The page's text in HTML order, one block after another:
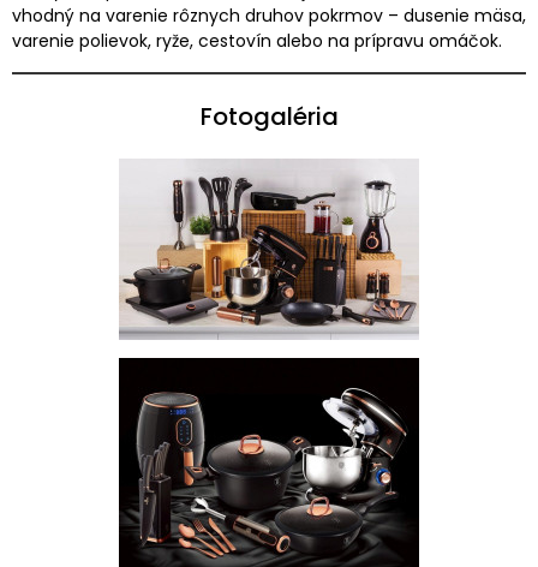
vhodný na varenie rôznych druhov pokrmov – dusenie mäsa,
varenie polievok, ryže, cestovín alebo na prípravu omáčok.
Fotogaléria